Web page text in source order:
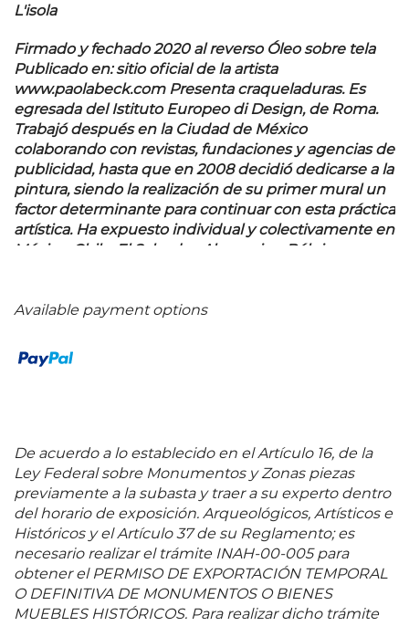
L'isola
Firmado y fechado 2020 al reverso Óleo sobre tela
Publicado en: sitio oficial de la artista
www.paolabeck.com Presenta craqueladuras. Es
egresada del Istituto Europeo di Design, de Roma.
Trabajó después en la Ciudad de México
colaborando con revistas, fundaciones y agencias de
publicidad, hasta que en 2008 decidió dedicarse a la
pintura, siendo la realización de su primer mural un
factor determinante para continuar con esta práctica
artística. Ha expuesto individual y colectivamente en
México, Chile, El Salvador, Alemania y Bélgica, y
como Habitat for Humanity Art Collection en Grand
Crédito Público de México. 99 x 69 cm
Available payment options
De acuerdo a lo establecido en el Artículo 16, de la
Ley Federal sobre Monumentos y Zonas piezas
previamente a la subasta y traer a su experto dentro
del horario de exposición. Arqueológicos, Artísticos e
Históricos y el Artículo 37 de su Reglamento; es
necesario realizar el trámite INAH-00-005 para
obtener el PERMISO DE EXPORTACIÓN TEMPORAL
O DEFINITIVA DE MONUMENTOS O BIENES
MUEBLES HISTÓRICOS. Para realizar dicho trámite